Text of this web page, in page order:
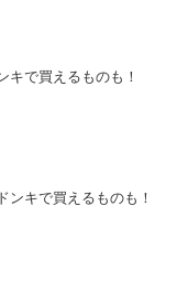
キで買えるものも！
ンキで買えるものも！